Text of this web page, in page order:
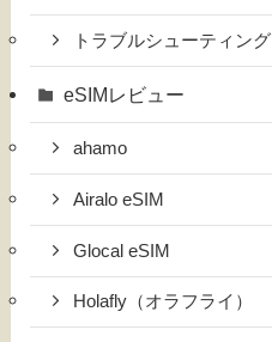
トラブルシューティング
eSIMレビュー
ahamo
Airalo eSIM
Glocal eSIM
Holafly（オラフライ）